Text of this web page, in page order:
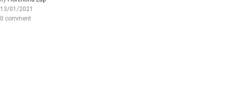
13/01/2021
0 comment